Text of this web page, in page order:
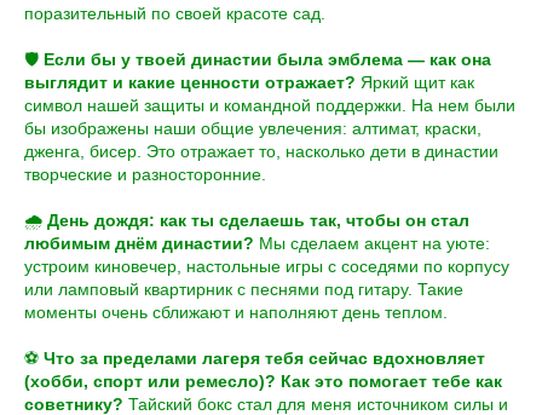
поразительный по своей красоте сад.
🛡 Если бы у твоей династии была эмблема — как она
выглядит и какие ценности отражает? Яркий щит как
символ нашей защиты и командной поддержки. На нем были
бы изображены наши общие увлечения: алтимат, краски,
дженга, бисер. Это отражает то, насколько дети в династии
творческие и разносторонние.
🌧 День дождя: как ты сделаешь так, чтобы он стал
любимым днём династии? Мы сделаем акцент на уюте:
устроим киновечер, настольные игры с соседями по корпусу
или ламповый квартирник с песнями под гитару. Такие
моменты очень сближают и наполняют день теплом.
⚽ Что за пределами лагеря тебя сейчас вдохновляет
(хобби, спорт или ремесло)? Как это помогает тебе как
советнику? Тайский бокс стал для меня источником силы и